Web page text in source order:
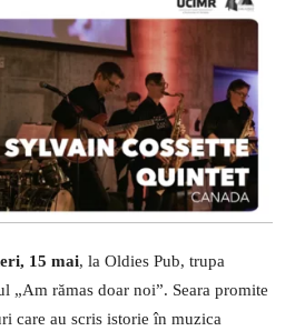
15 mai, la Oldies Pub, trupa
„Am rămas doar noi”. Seara promite
care au scris istorie în muzica